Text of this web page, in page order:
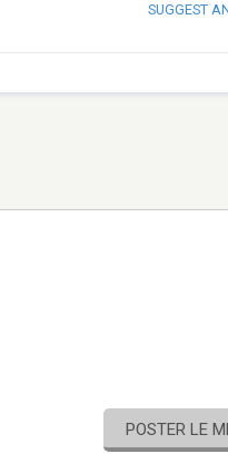
SUGGEST
POSTER LE